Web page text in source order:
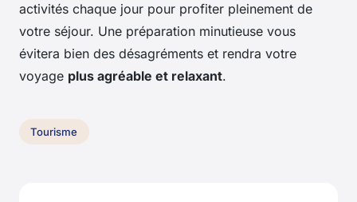
activités chaque jour pour profiter pleinement de
votre séjour. Une préparation minutieuse vous
évitera bien des désagréments et rendra votre
voyage plus agréable et relaxant.
Tourisme